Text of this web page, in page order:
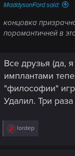
MaddysonFord said:
концовка
поромантичней в
Все друзья (да,
имплантами
"философии"
Удалил. Три
R
lordep